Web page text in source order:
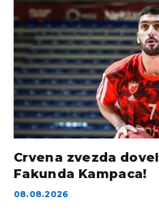
Crvena zvezda
Fakunda Kampaca!
08.08.2026